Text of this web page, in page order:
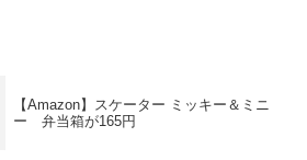
【Amazon】スケーター ミッキー＆ミニ
ー 弁当箱が165円